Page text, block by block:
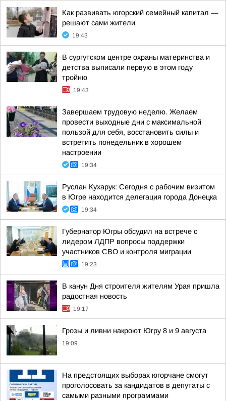
Как развивать югорский семейный капитал —
решают сами жители
19:43
В сургутском центре охраны материнства и
детства выписали первую в этом году
тройню
19:43
Завершаем трудовую неделю. Желаем
провести выходные дни с максимальной
пользой для себя, восстановить силы и
встретить понедельник в хорошем
настроении
19:34
Руслан Кухарук: Сегодня с рабочим визитом
в Югре находится делегация города Донецка
19:34
Губернатор Югры обсудил на встрече с
лидером ЛДПР вопросы поддержки
участников СВО и контроля миграции
19:23
В канун Дня строителя жителям Урая пришла
радостная новость
19:17
Грозы и ливни накроют Югру 8 и 9 августа
19:09
На предстоящих выборах югорчане смогут
проголосовать за кандидатов в депутаты с
самыми разными программами